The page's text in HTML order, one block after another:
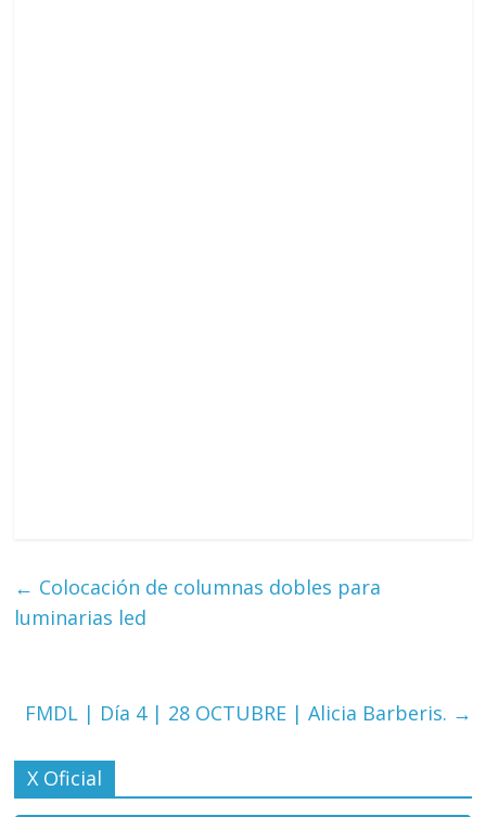
← Colocación de columnas dobles para
luminarias led
FMDL | Día 4 | 28 OCTUBRE | Alicia Barberis. →
X Oficial